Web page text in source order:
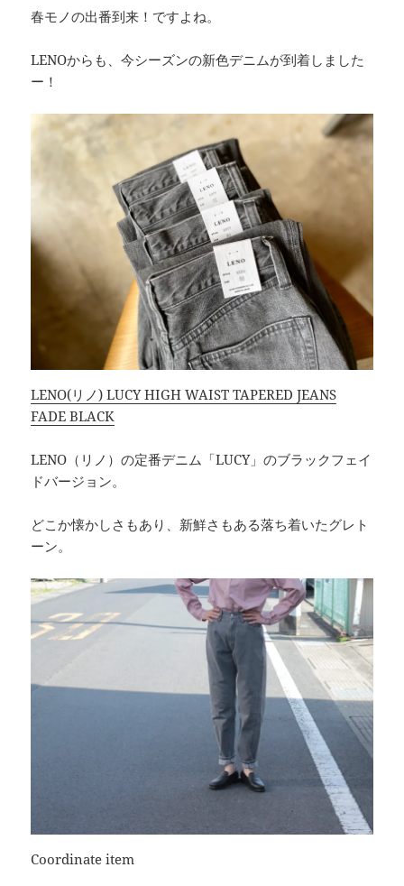
春モノの出番到来！ですよね。
LENOからも、今シーズンの新色デニムが到着しました
ー！
LENO(リノ) LUCY HIGH WAIST TAPERED JEANS
FADE BLACK
LENO（リノ）の定番デニム「LUCY」のブラックフェイ
ドバージョン。
どこか懐かしさもあり、新鮮さもある落ち着いたグレト
ーン。
Coordinate item